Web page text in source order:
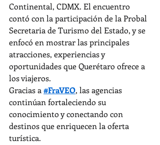
Continental, CDMX. El encuentro
contó con la participación de la Probal
Secretaria de Turismo del Estado, y se
enfocó en mostrar las principales
atracciones, experiencias y
oportunidades que Querétaro ofrece a
los viajeros.
Gracias a #FraVEO, las agencias
continúan fortaleciendo su
conocimiento y conectando con
destinos que enriquecen la oferta
turística.